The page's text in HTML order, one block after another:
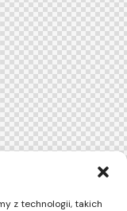
z technologii, takich